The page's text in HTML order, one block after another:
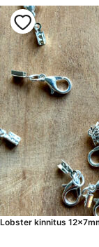
Lobster kinnitus